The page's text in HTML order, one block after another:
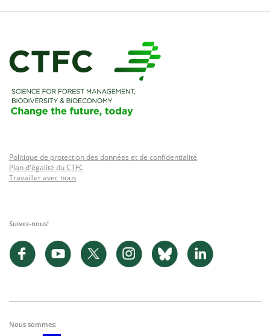
Politique de protection des données et de confidentialité
Plan d'égalité du CTFC
Travailler avec nous
Suivez-nous!
Nous sommes: